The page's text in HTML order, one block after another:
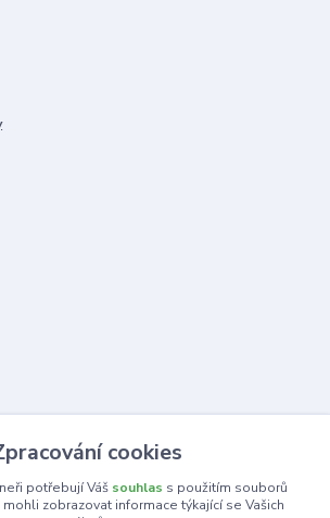
podpora
966
hod.)
cookies
potřebují Váš souhlas s použitím souborů
zobrazovat informace týkající se Vašich